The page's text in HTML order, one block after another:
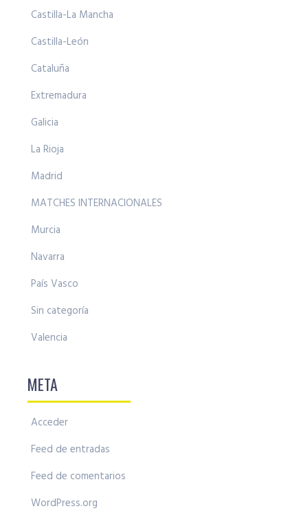
Castilla-La Mancha
Castilla-León
Cataluña
Extremadura
Galicia
La Rioja
Madrid
MATCHES INTERNACIONALES
Murcia
Navarra
País Vasco
Sin categoría
Valencia
META
Acceder
Feed de entradas
Feed de comentarios
WordPress.org